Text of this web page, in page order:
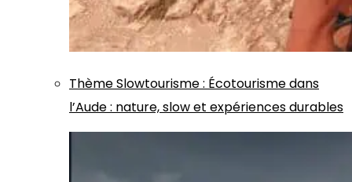
ThèmeSlowtourisme: Écotourisme dans
l’Aude : nature, slow et expériences durables